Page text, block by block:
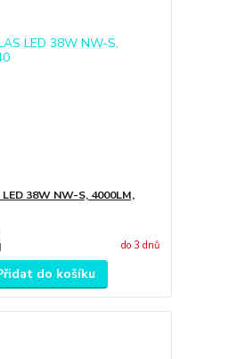
38W NW-S, 4000LM,
do 3 dnů
do košíku